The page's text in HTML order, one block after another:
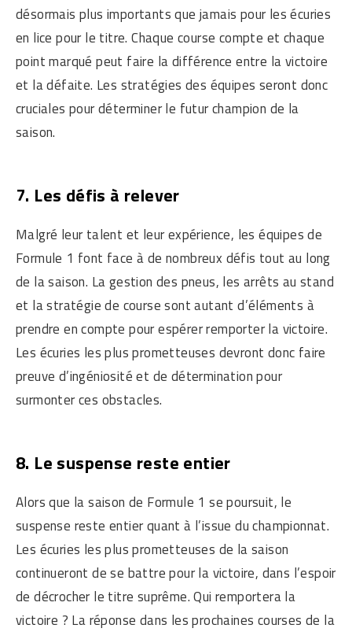
désormais plus importants que jamais pour les écuries
en lice pour le titre. Chaque course compte et chaque
point marqué peut faire la différence entre la victoire
et la défaite. Les stratégies des équipes seront donc
cruciales pour déterminer le futur champion de la
saison.
7. Les défis à relever
Malgré leur talent et leur expérience, les équipes de
Formule 1 font face à de nombreux défis tout au long
de la saison. La gestion des pneus, les arrêts au stand
et la stratégie de course sont autant d’éléments à
prendre en compte pour espérer remporter la victoire.
Les écuries les plus prometteuses devront donc faire
preuve d’ingéniosité et de détermination pour
surmonter ces obstacles.
8. Le suspense reste entier
Alors que la saison de Formule 1 se poursuit, le
suspense reste entier quant à l’issue du championnat.
Les écuries les plus prometteuses de la saison
continueront de se battre pour la victoire, dans l’espoir
de décrocher le titre suprême. Qui remportera la
victoire ? La réponse dans les prochaines courses de la